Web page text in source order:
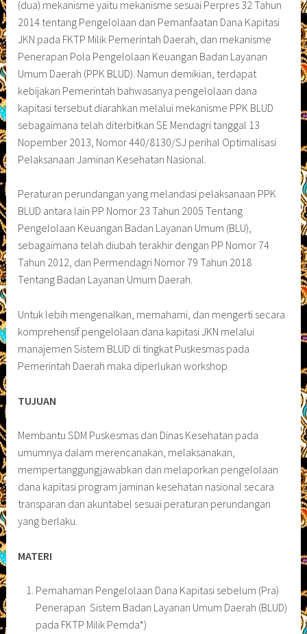
(dua) mekanisme yaitu mekanisme sesuai Perpres 32 Tahun
2014 tentang Pengelolaan dan Pemanfaatan Dana Kapitasi
JKN pada FKTP Milik Pemerintah Daerah, dan mekanisme
Penerapan Pola Pengelolaan Keuangan Badan Layanan
Umum Daerah (PPK BLUD). Namun demikian, terdapat
kebijakan Pemerintah bahwasanya pengelolaan dana
kapitasi tersebut diarahkan melalui mekanisme PPK BLUD
sebagaimana telah diterbitkan SE Mendagri tanggal 13
Nopember 2013, Nomor 440/8130/SJ perihal Optimalisasi
Pelaksanaan Jaminan Kesehatan Nasional.
Peraturan perundangan yang melandasi pelaksanaan PPK
BLUD antara lain PP Nomor 23 Tahun 2005 Tentang
Pengelolaan Keuangan Badan Layanan Umum (BLU),
sebagaimana telah diubah terakhir dengan PP Nomor 74
Tahun 2012, dan Permendagri Nomor 79 Tahun 2018
Tentang Badan Layanan Umum Daerah.
Untuk lebih mengenalkan, memahami, dan mengerti secara
komprehensif pengelolaan dana kapitasi JKN melalui
manajemen Sistem BLUD di tingkat Puskesmas pada
Pemerintah Daerah maka diperlukan workshop
TUJUAN
Membantu SDM Puskesmas dan Dinas Kesehatan pada
umumnya dalam merencanakan, melaksanakan,
mempertanggungjawabkan dan melaporkan pengelolaan
dana kapitasi program jaminan kesehatan nasional secara
transparan dan akuntabel sesuai peraturan perundangan
yang berlaku.
MATERI
Pemahaman Pengelolaan Dana Kapitasi sebelum (Pra)
Penerapan Sistem Badan Layanan Umum Daerah (BLUD)
pada FKTP Milik Pemda*)